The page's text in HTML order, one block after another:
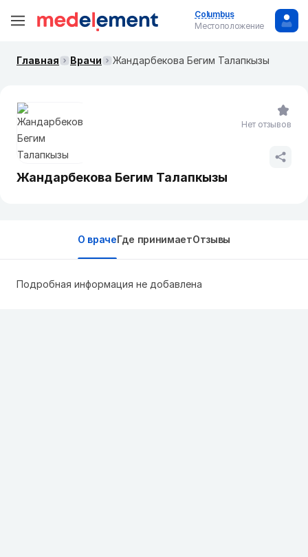
Columbus
Местоположение
Главная Врачи Жандарбекова Бегим Талапкызы
Жандарбекова Бегим Талапкызы
Нет отзывов
О врачеГде принимаетОтзывы
Подробная информация не добавлена